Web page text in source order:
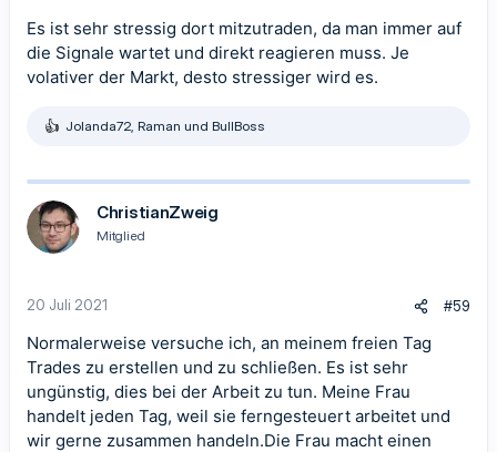
Es ist sehr stressig dort mitzutraden, da man immer auf
die Signale wartet und direkt reagieren muss. Je
volativer der Markt, desto stressiger wird es.
R
k
t
i
o
n
:
Jolanda72 Raman und BullBoss
ChristianZweig
Mitglied
20 Juli 2021 #59
Normalerweise versuche ich, an meinem freien Tag
Trades zu erstellen und zu schließen. Es ist sehr
ungünstig, dies bei der Arbeit zu tun. Meine Frau
handelt jeden Tag, weil sie ferngesteuert arbeitet und
wir gerne zusammen handeln.Die Frau macht einen